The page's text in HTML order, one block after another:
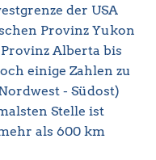
der USA
Provinz Yukon
Alberta bis
einige Zahlen zu
- Südost)
Stelle ist
als 600 km